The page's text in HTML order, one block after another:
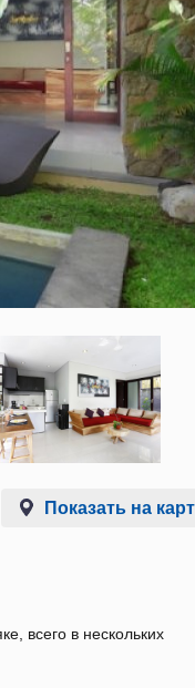
Показать на
всего в нескольких